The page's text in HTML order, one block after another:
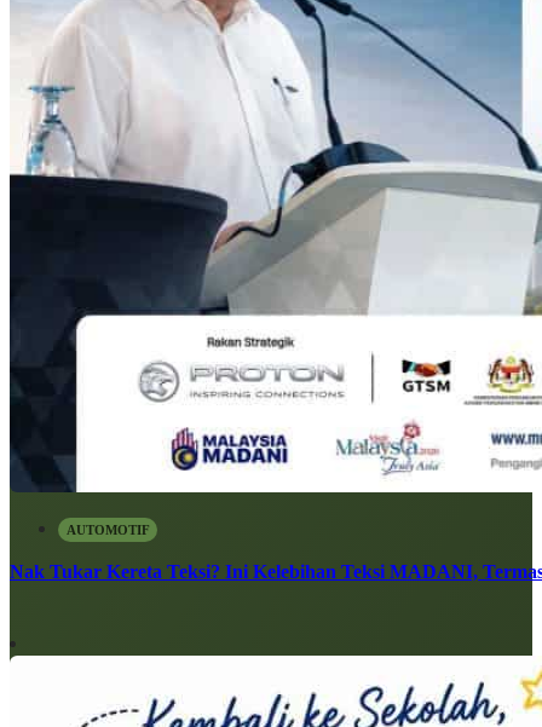
AUTOMOTIF
Nak Tukar Kereta Teksi? Ini Kelebihan Teksi MADANI,